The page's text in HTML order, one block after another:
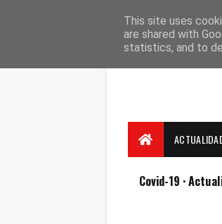
Covid-19 ·
This site uses
are shared with
statistics, and to